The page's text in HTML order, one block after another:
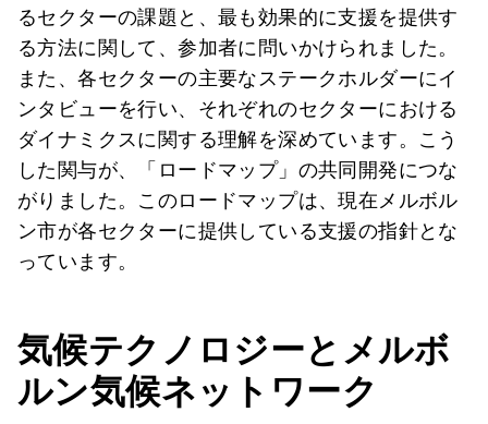
るセクターの課題と、最も効果的に支援を提供す
る方法に関して、参加者に問いかけられました。
また、各セクターの主要なステークホルダーにイ
ンタビューを行い、それぞれのセクターにおける
ダイナミクスに関する理解を深めています。こう
した関与が、「ロードマップ」の共同開発につな
がりました。このロードマップは、現在メルボル
ン市が各セクターに提供している支援の指針とな
っています。
気候テクノロジーとメルボ
ルン気候ネットワーク